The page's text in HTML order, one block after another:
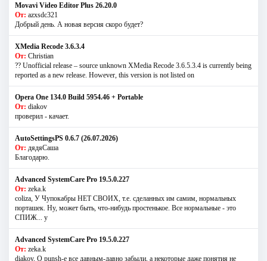
Movavi Video Editor Plus 26.20.0
От: azxsdc321
Добрый день. А новая версия скоро будет?
XMedia Recode 3.6.3.4
От: Christian
?? Unofficial release – source unknown XMedia Recode 3.6.5.3.4 is currently being
reported as a new release. However, this version is not listed on
Opera One 134.0 Build 5954.46 + Portable
От: diakov
проверил - качает.
AutoSettingsPS 0.6.7 (26.07.2026)
От: дядяСаша
Благодарю.
Advanced SystemCare Pro 19.5.0.227
От: zeka.k
coliza, У Чупокабры НЕТ СВОИХ, т.е. сделанных им самим, нормальных
порташек. Ну, может быть, что-нибудь простенькое. Все нормальные - это
СПИЖ... у
Advanced SystemCare Pro 19.5.0.227
От: zeka.k
diakov, О punsh-е все давным-давно забыли, а некоторые даже понятия не